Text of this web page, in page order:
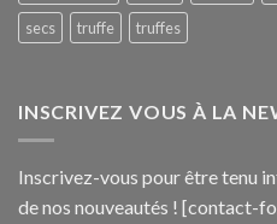
secs
truffe truffes
INSCRIVEZ VOUS À LA
Inscrivez-vous pour être tenu
de nos nouveautés ! [contact-